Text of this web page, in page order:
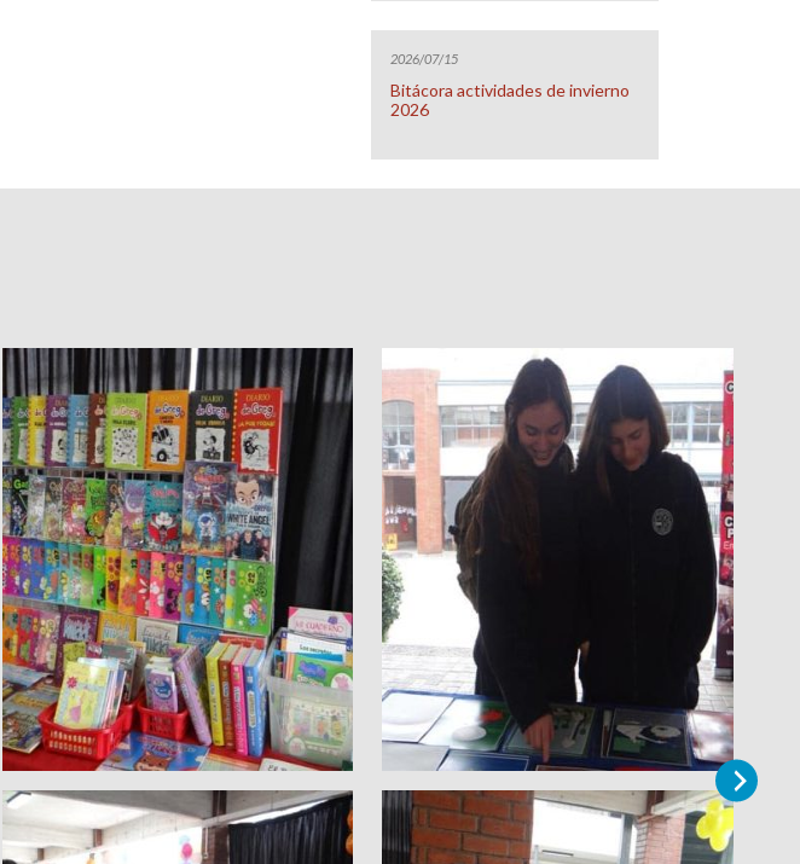
2026/07/15
Bitácora actividades de invierno
2026